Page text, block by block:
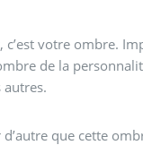
votre ombre.
de la
que cette